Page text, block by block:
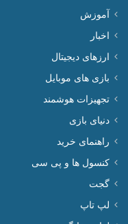
آموزش
اخبار
ارزهای دیجیتال
بازی های موبایل
تجهیزات هوشمند
دنیای بازی
راهنمای خرید
کنسول ها و پی سی
گجت
لپ تاپ